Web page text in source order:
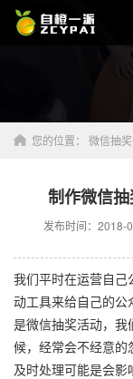
您的位置： 微信抽
制作微信
发布时间：2018-
我们平时在运营自
动工具来给自己的
是微信抽奖活动，
候，经常会不经意
及时处理可能是会